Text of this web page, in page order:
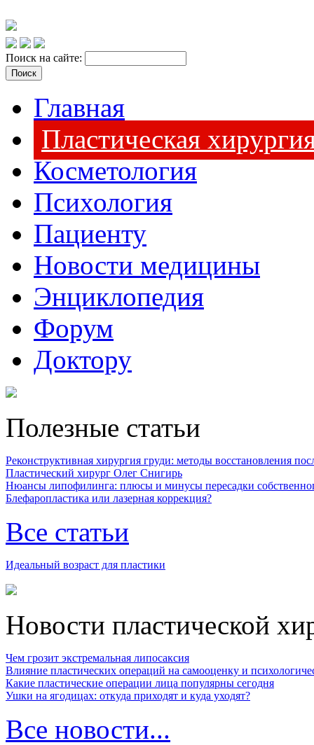
Поиск на сайте:
Главная
Пластическая
Косметология
Психология
Пациенту
Новости медицины
Энциклопедия
Форум
Доктору
Полезные статьи
Реконструктивная хирургия груди: методы восстановления
Пластический хирург Олег Снигирь
Нюансы липофилинга: плюсы и минусы пересадки
Блефаропластика или лазерная коррекция?
Все статьи
Идеальный возраст для пластики
Новости пластической
Чем грозит экстремальная липосаксия
Влияние пластических операций на самооценку и
Какие пластические операции лица популярны сегодня
Ушки на ягодицах: откуда приходят и куда уходят?
Все новости...